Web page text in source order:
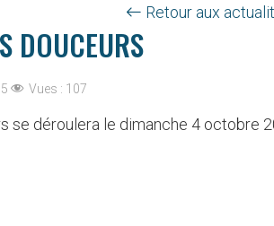
Retour aux
DOUCEURS
Vues : 107
se déroulera le dimanche 4 octobre